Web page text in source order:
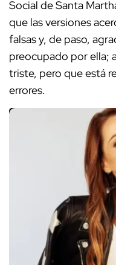
Social de Santa
que las versiones
falsas y, de paso,
preocupado por ella;
triste, pero que está
errores.